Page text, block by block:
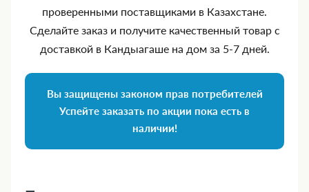
проверенными поставщиками в Казахстане.
Сделайте заказ и получите качественный товар с
доставкой в Кандыагаше на дом за 5‑7 дней.
Вы защищены законом прав потребителей
Успейте заказать по акции пока есть в
наличии!